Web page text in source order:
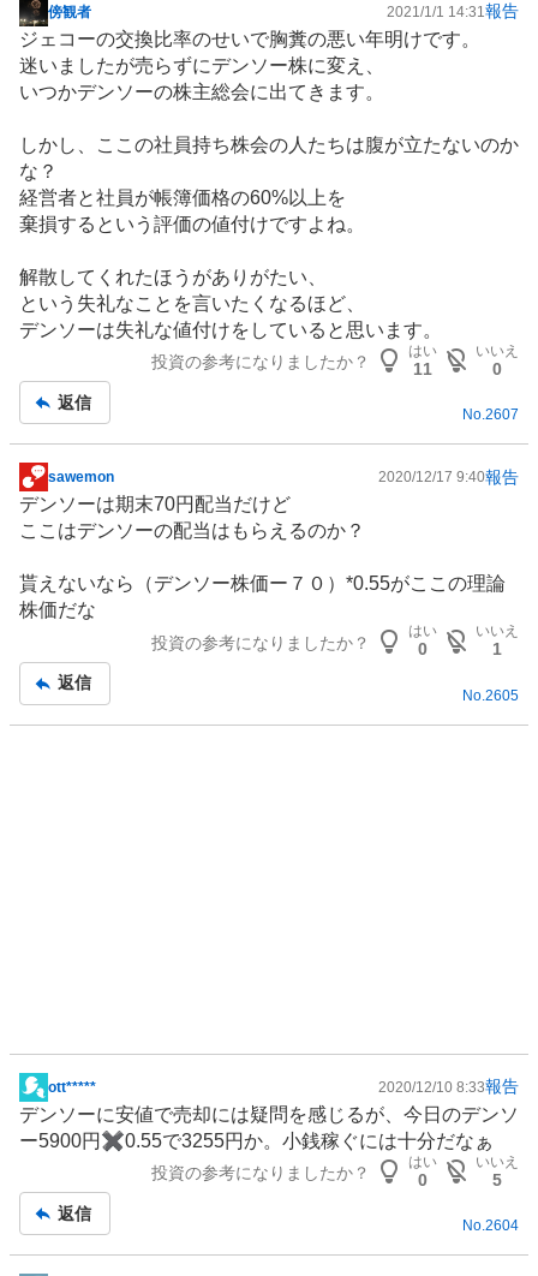
掲
示
板
記
傍観者 2021/1/1 14:31 報告
ジェコーの交換比率のせいで胸糞の悪い年明けです。
迷いましたが売らずにデンソー株に変え、
いつかデンソーの株主総会に出てきます。
しかし、ここの社員持ち株会の人たちは腹が立たないのか
な？
経営者と社員が帳簿価格の60%以上を
棄損するという評価の値付けですよね。
解散してくれたほうがありがたい、
という失礼なことを言いたくなるほど、
デンソーは失礼な値付けをしていると思います。
投資の参考になりましたか？
はい
11
いいえ
0
返信
No.2607
掲
示
板
事
sawemon 2020/12/17 9:40報告
デンソーは期末70円配当だけど
ここはデンソーの配当はもらえるのか？
貰えないなら（デンソー株価ー７０）*0.55がここの理論
株価だな
投資の参考になりましたか？
はい
0
いいえ
1
返信
No. 2605
掲
示
ott***** 2020/12/10 8:33報告
デンソーに安値で売却には疑問を感じるが、今日のデンソ
ー5900円✖️0.55で3255円か。小銭稼ぐには十分だなぁ
投資の参考になりましたか？
はい
0
いいえ
5
返信
No.2604